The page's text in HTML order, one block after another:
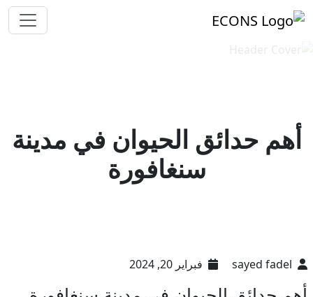
أهم حدائق الحيوان في مدينة
سنغافورة
فبراير 20, 2024